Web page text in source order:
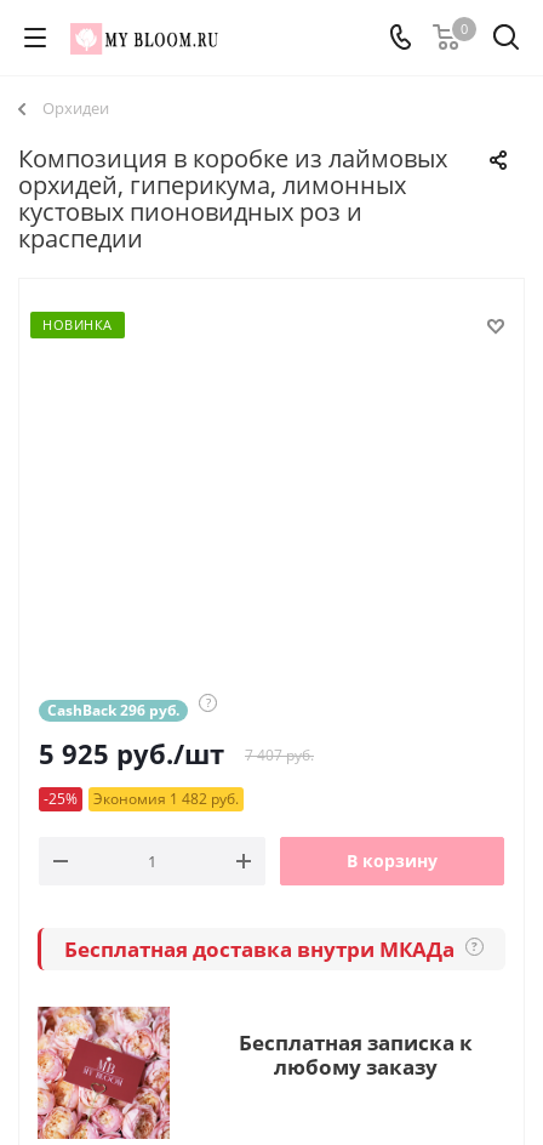
0
Орхидеи
Композиция в коробке из лаймовых
орхидей, гиперикума, лимонных
кустовых пионовидных роз и
краспедии
НОВИНКА
CashBack 296 руб. ?
5 925 руб./шт 7 407 руб.
-25% Экономия 1 482 руб.
В корзину
Бесплатная доставка внутри МКАДа ?
Бесплатная записка к
любому заказу